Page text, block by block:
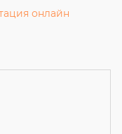
онлайн